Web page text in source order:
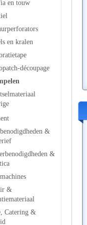
en touw
en kralen
découpage
&
&
&
Catering &